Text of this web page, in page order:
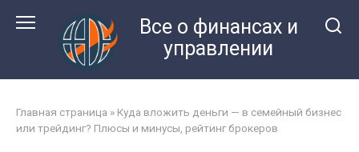
Все о финансах и
управлении
Главная страница » Куда вложить деньги — в семейный бизнес
или трейдинг? Плюсы и минусы, рейтинг брокеров